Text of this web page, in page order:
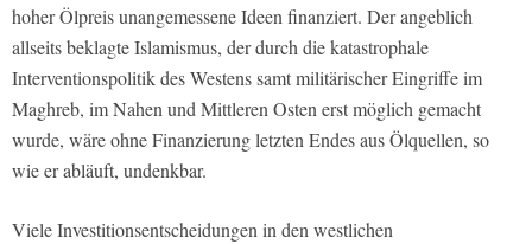
hoher Ölpreis unangemessene Ideen finanziert. Der angeblich
allseits beklagte Islamismus, der durch die katastrophale
Interventionspolitik des Westens samt militärischer Eingriffe im
Maghreb, im Nahen und Mittleren Osten erst möglich gemacht
wurde, wäre ohne Finanzierung letzten Endes aus Ölquellen, so
wie er abläuft, undenkbar.
Viele Investitionsentscheidungen in den westlichen